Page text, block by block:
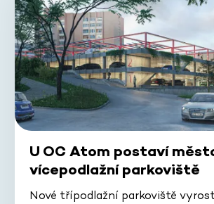
U OC Atom postaví
vícepodlažní parkoviště
Nové třípodlažní parkoviště